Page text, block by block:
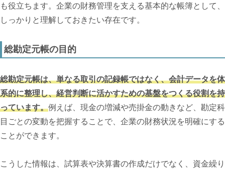
も役立ちます。企業の財務管理を支える基本的な帳簿として、
しっかりと理解しておきたい存在です。
総勘定元帳の目的
総勘定元帳は、単なる取引の記録帳ではなく、会計データを体
系的に整理し、経営判断に活かすための基盤をつくる役割を持
っています。例えば、現金の増減や売掛金の動きなど、勘定科
目ごとの変動を把握することで、企業の財務状況を明確にする
ことができます。
こうした情報は、試算表や決算書の作成だけでなく、資金繰り